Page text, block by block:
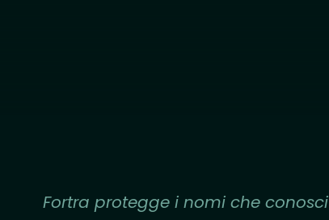
Fortra protegge i nomi che conosci